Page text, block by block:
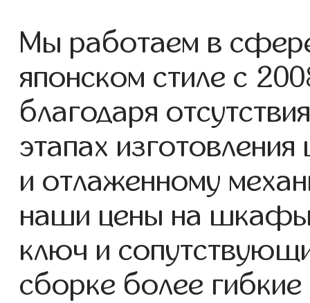
Мы работаем в
японском стиле с
благодаря
этапах
и отлаженному
наши цены на шкафы
ключ и
сборке более